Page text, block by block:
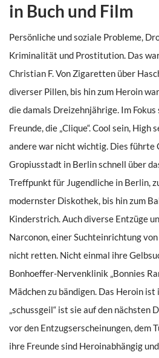
in Buch und Film
Persönliche und soziale Probleme,
Kriminalität und Prostitution. Das
Christian F. Von Zigaretten über
diverser Pillen, bis hin zum Heroin
die damals Dreizehnjährige. Im
Freunde, die „Clique“. Cool sein, High
andere war nicht wichtig. Dies führte
Gropiusstadt in Berlin schnell über
Treffpunkt für Jugendliche in Berlin,
modernster Diskothek, bis hin zum
Kinderstrich. Auch diverse Entzüge
Narconon, einer Suchteinrichtung
nicht retten. Nicht einmal ihre
Bonhoeffer-Nervenklinik „Bonnies
Mädchen zu bändigen. Das Heroin
„schussgeil“ ist sie auf den nächsten
vor den Entzugserscheinungen, dem
ihre Freunde sind Heroinabhängig